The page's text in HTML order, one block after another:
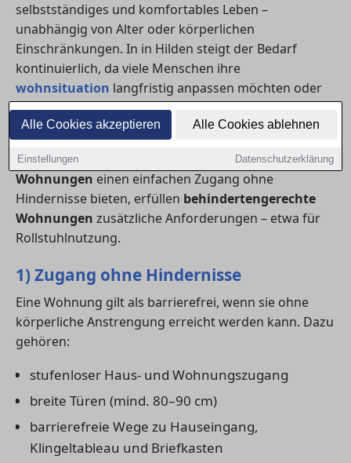
Alle Cookies akzeptieren Alle Cookies ablehnen
Einstellungen Datenschutzerklärung
selbstständiges und komfortables Leben –
unabhängig von Alter oder körperlichen
Einschränkungen. In in Hilden steigt der Bedarf
kontinuierlich, da viele Menschen ihre
wohnsituation langfristig anpassen möchten oder
altersgerechten Wohnraum suchen.
Barrierefreiheit ist jedoch nicht gleichbedeutend mit
behindertengerecht. Während
barrierefreie
Wohnungen einen einfachen Zugang ohne
Hindernisse bieten, erfüllen behindertengerechte
Wohnungen zusätzliche Anforderungen – etwa für
Rollstuhlnutzung.
1) Zugang ohne Hindernisse
Eine Wohnung gilt als barrierefrei, wenn sie ohne
körperliche Anstrengung erreicht werden kann. Dazu
gehören:
stufenloser Haus- und Wohnungszugang
breite Türen (mind. 80–90 cm)
barrierefreie Wege zu Hauseingang,
Klingeltableau und Briefkasten